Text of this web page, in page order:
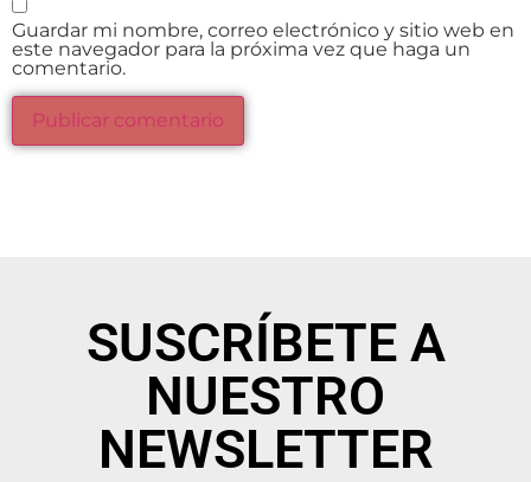
Guardar mi nombre, correo electrónico y sitio web en
este navegador para la próxima vez que haga un
comentario.
SUSCRÍBETE A
NUESTRO
NEWSLETTER